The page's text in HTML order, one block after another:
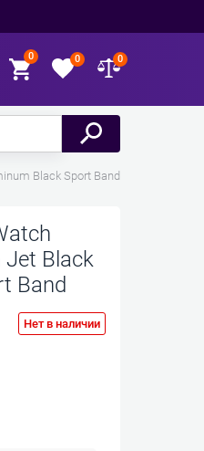
0 0 0
Black Sport Band
Jet Black
Band
Нет в наличии